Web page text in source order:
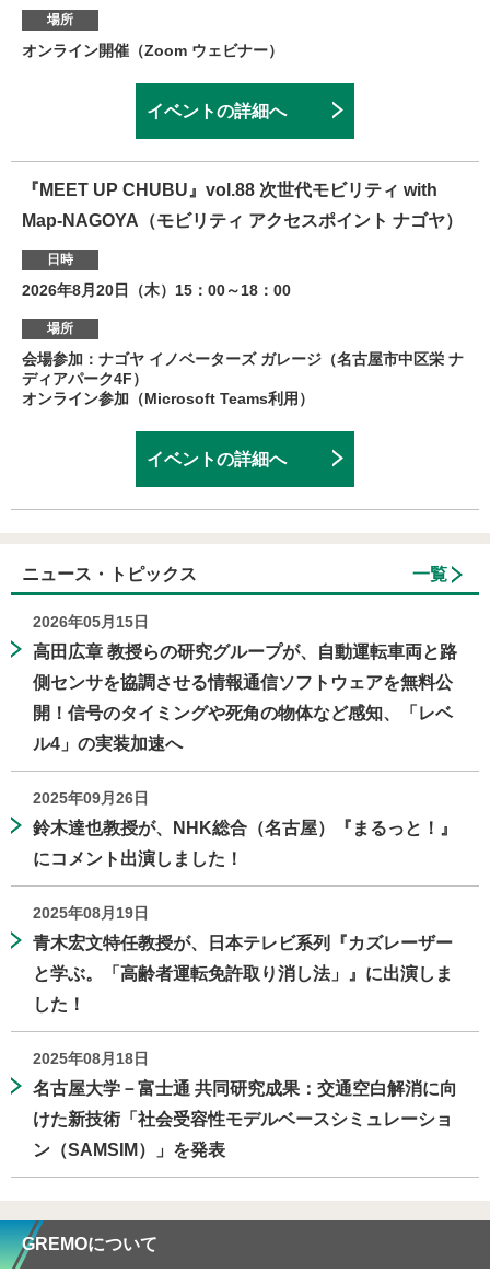
場所
オンライン開催（Zoom ウェビナー）
イベントの詳細へ
『MEET UP CHUBU』vol.88 次世代モビリティ with
Map-NAGOYA（モビリティ アクセスポイント ナゴヤ）
日時
2026年8月20日（木）15：00～18：00
場所
会場参加：ナゴヤ イノベーターズ ガレージ（名古屋市中区栄 ナ
ディアパーク4F）
オンライン参加（Microsoft Teams利用）
イベントの詳細へ
ニュース・トピックス 一覧
2026年05月15日
高田広章 教授らの研究グループが、自動運転車両と路
側センサを協調させる情報通信ソフトウェアを無料公
開！信号のタイミングや死角の物体など感知、「レベ
ル4」の実装加速へ
2025年09月26日
鈴木達也教授が、NHK総合（名古屋）『まるっと！』
にコメント出演しました！
2025年08月19日
青木宏文特任教授が、日本テレビ系列『カズレーザー
と学ぶ。「高齢者運転免許取り消し法」』に出演しま
した！
2025年08月18日
名古屋大学－富士通 共同研究成果：交通空白解消に向
けた新技術「社会受容性モデルベースシミュレーショ
ン（SAMSIM）」を発表
GREMOについて